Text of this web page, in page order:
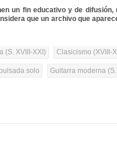
un fin educativo y de difusión,
que un archivo que
(S. XVIII-XXI) Clasicismo (XVIII-
solo Guitarra moderna